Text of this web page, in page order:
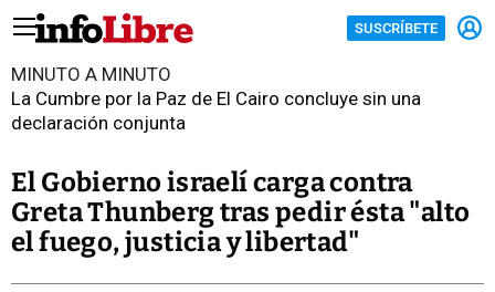
SUSCRÍBETE
MINUTO A MINUTO
La Cumbre por la Paz de El Cairo concluye sin una
declaración conjunta
El Gobierno israelí carga contra
Greta Thunberg tras pedir ésta "alto
el fuego, justicia y libertad"